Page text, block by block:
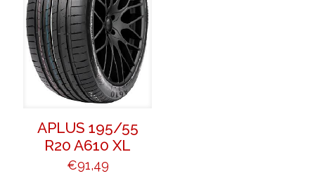
APLUS 195/55
R20 A610 XL
€91,49